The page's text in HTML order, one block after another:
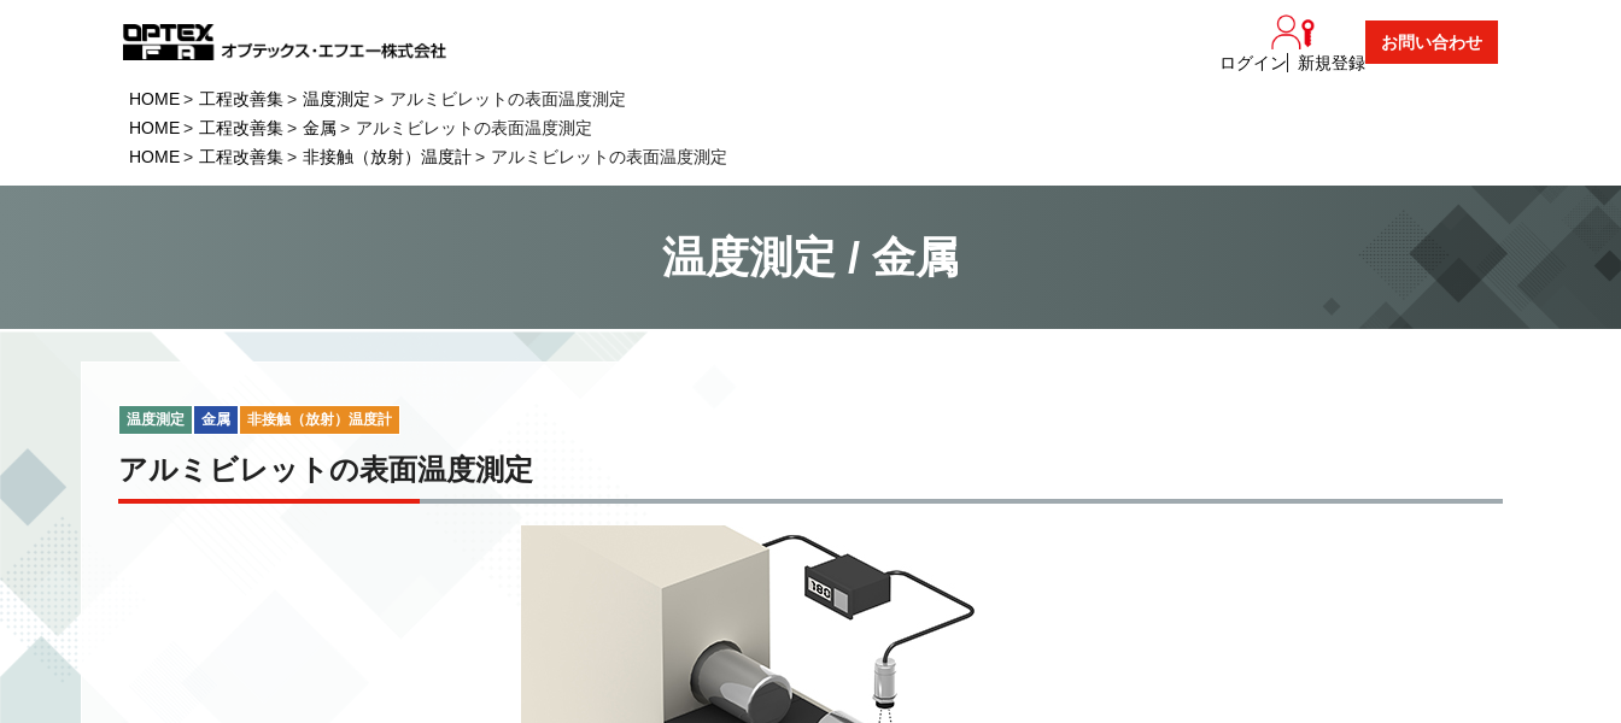
ログイン 新規登録
お問い合わせ
HOME 工程改善集 温度測定
アルミビレットの表面温度測定
HOME
工程改善集 金属
アルミビレットの表面温度測定
HOME
工程改善集 非接触（放射）温度計 アルミビレットの表面温度測定
温度測定 / 金属
温度測定 金属 非接触（放射）温度計
アルミビレットの表面温度測定